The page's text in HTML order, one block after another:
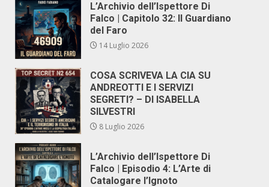
L’Archivio dell’Ispettore Di
Falco | Capitolo 32: Il Guardiano
del Faro
14 Luglio 2026
COSA SCRIVEVA LA CIA SU
ANDREOTTI E I SERVIZI
SEGRETI? – DI ISABELLA
SILVESTRI
8 Luglio 2026
L’Archivio dell’Ispettore Di
Falco | Episodio 4: L’Arte di
Catalogare l’Ignoto